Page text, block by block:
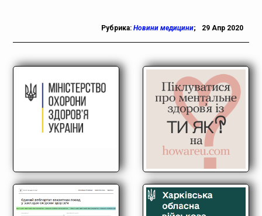
Рубрика: Новини медицини; 29 Апр 2020